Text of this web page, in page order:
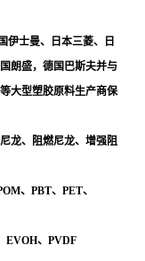
伊士曼、日本三菱、日
朗盛，德国巴斯夫并与
大型塑胶原料生产商保
龙、阻燃尼龙、增强阻
、PBT、PET、
EVOH、PVDF